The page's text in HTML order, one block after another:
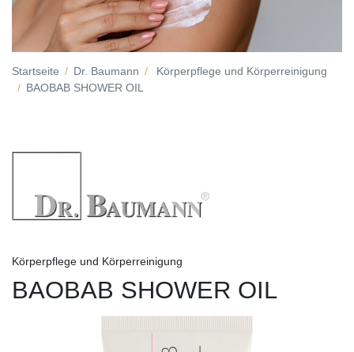
Startseite Dr. Baumann
Körperpflege und Körperreinigung
BAOBAB SHOWER OIL
Körperpflege und Körperreinigung
BAOBAB SHOWER OIL